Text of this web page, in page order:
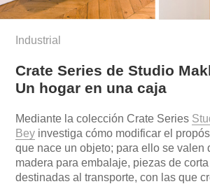
Industrial
Crate Series de Studio
Un hogar en una caja
Mediante la colección Crate Series
Bey investiga cómo modificar el
que nace un objeto; para ello se valen
madera para embalaje, piezas de
destinadas al transporte, con las que